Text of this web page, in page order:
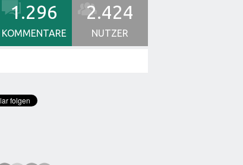
1.296
KOMMENTARE
2.424
NUTZER